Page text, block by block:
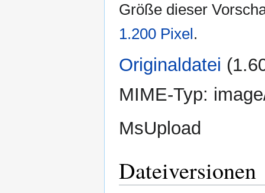
Größe dieser
1.200 Pixel.
Originaldatei
MIME-Typ:
MsUpload
Dateiversionen